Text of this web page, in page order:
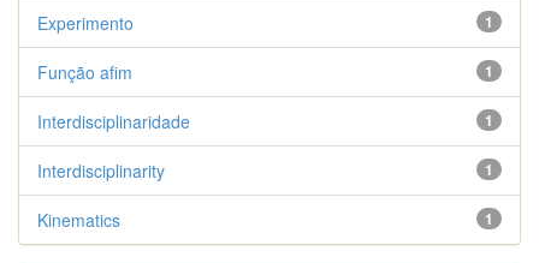
1
Experimento
1
Função afim
1
Interdisciplinaridade
1
Interdisciplinarity
1
Kinematics